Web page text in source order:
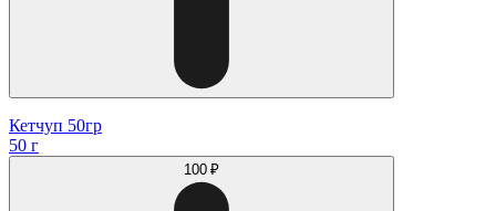
Кетчуп 50гр
50 г
100 ₽